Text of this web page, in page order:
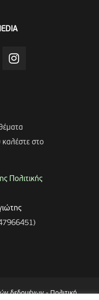
καλέστε στο
Πολιτικής
δεδομένων-Πολιτική